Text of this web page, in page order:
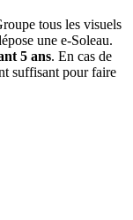
tous les visuels
une e-Soleau.
5 ans. En cas de
suffisant pour faire